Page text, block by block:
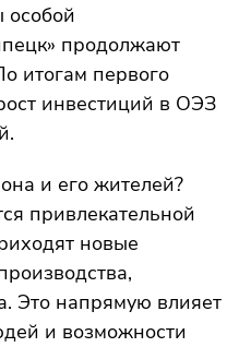
особой
продолжают
итогам первого
инвестиций в ОЭЗ
и его жителей?
привлекательной
новые
Это напрямую влияет
и возможности